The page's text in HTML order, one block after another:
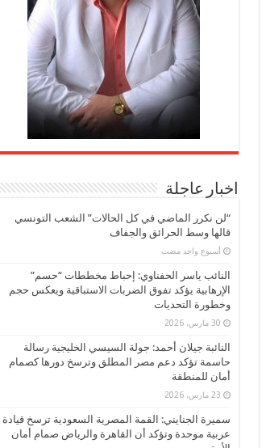
اخبار عاجلة
“لن نكرر الماضي في كل الحالات” الشعب التونسي
قالها وسط الحرائق والجفاف
‏أسبوع واحد مضت
النائب ياسر الحفناوي: إحباط مخططات “حسم”
الإرهابية يؤكد تفوق الضربات الاستباقية ويعكس حجم
وخطورة التحديات
30 مارس، 2026
النائبة جيلان أحمد: جولة السيسي الخليجية رسالة
حاسمة تؤكد دعم مصر المطلق وترسخ دورها كصمام
أمان للمنطقة
23 مارس، 2026
سميرة الجنايني: القمة المصرية السعودية ترسخ قيادة
عربية موحدة وتؤكد أن القاهرة والرياض صمام أمان